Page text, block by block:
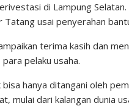
di Lampung
usai penyerahan
terima kasih dan
pelaku usaha.
hanya ditangani oleh
mulai dari kalangan dunia